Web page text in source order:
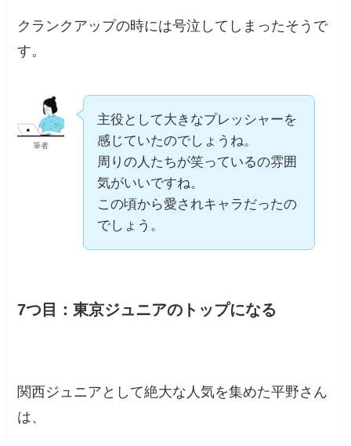
クランクアップの時には号泣してしまったそうで
す。
筆者
主役として大きなプレッシャーを
感じていたのでしょうね。
周りの人たちが笑っているの雰囲
気がいいですね。
この頃から愛されキャラだったの
でしょう。
7つ目：東京ジュニアのトップになる
関西ジュニアとして絶大な人気を集めた平野さん
は、